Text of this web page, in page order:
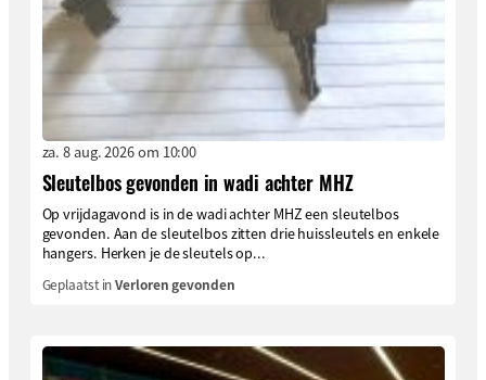
za. 8 aug. 2026 om 10:00
Sleutelbos gevonden in wadi achter MHZ
Op vrijdagavond is in de wadi achter MHZ een sleutelbos
gevonden. Aan de sleutelbos zitten drie huissleutels en enkele
hangers. Herken je de sleutels op...
Geplaatst inVerloren gevonden